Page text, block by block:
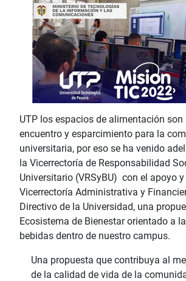
UTP los espacios de alimentación son
encuentro y esparcimiento para la
universitaria, por eso se ha venido
la Vicerrectoría de Responsabilidad
Universitario (VRSyBU) con el apoyo
Vicerrectoría Administrativa y
Directivo de la Universidad, una
Ecosistema de Bienestar orientado a
bebidas dentro de nuestro campus.
Una propuesta que contribuya al
de la calidad de vida de la